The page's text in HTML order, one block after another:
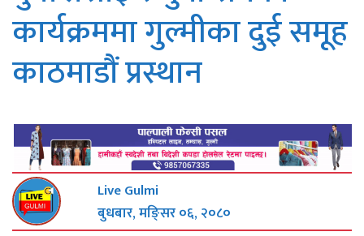
कार्यक्रममा गुल्मीका दुई समूह
काठमाडौं प्रस्थान
Live Gulmi
बुधबार, मङि्सर ०६, २०८०